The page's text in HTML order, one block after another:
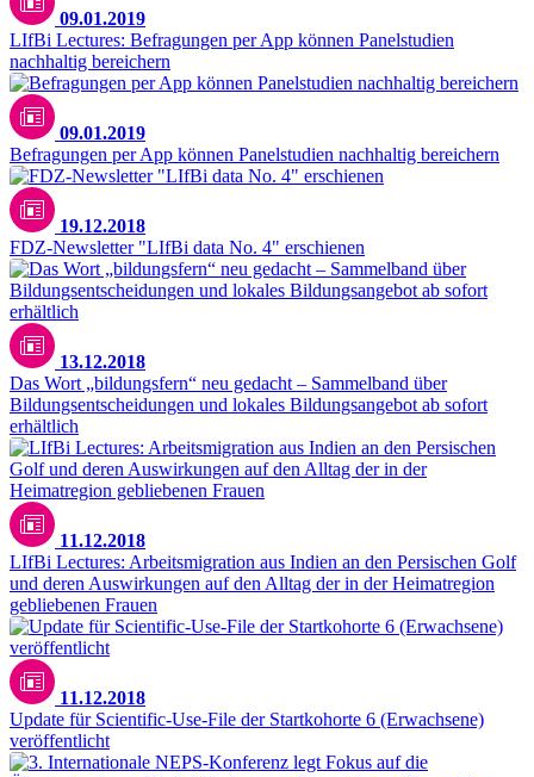
09.01.2019
LIfBi Lectures: Befragungen per App können Panelstudien
nachhaltig bereichern
09.01.2019
Befragungen per App können Panelstudien nachhaltig bereichern
19.12.2018
FDZ-Newsletter "LIfBi data No. 4" erschienen
13.12.2018
Das Wort „bildungsfern“ neu gedacht – Sammelband über
Bildungsentscheidungen und lokales Bildungsangebot ab sofort
erhältlich
11.12.2018
LIfBi Lectures: Arbeitsmigration aus Indien an den Persischen Golf
und deren Auswirkungen auf den Alltag der in der Heimatregion
gebliebenen Frauen
11.12.2018
Update für Scientific-Use-File der Startkohorte 6 (Erwachsene)
veröffentlicht